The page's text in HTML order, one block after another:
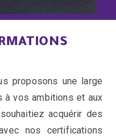
proposons une large
à vos ambitions et aux
acquérir des
nos certifications